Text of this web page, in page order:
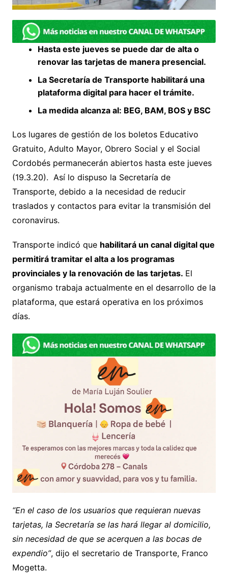
Hasta este jueves se puede dar de alta o
renovar las tarjetas de manera presencial.
La Secretaría de Transporte habilitará una
plataforma digital para hacer el trámite.
La medida alcanza al: BEG, BAM, BOS y BSC
Los lugares de gestión de los boletos Educativo
Gratuito, Adulto Mayor, Obrero Social y el Social
Cordobés permanecerán abiertos hasta este jueves
(19.3.20). Así lo dispuso la Secretaría de
Transporte, debido a la necesidad de reducir
traslados y contactos para evitar la transmisión del
coronavirus.
Transporte indicó que habilitará un canal digital que
permitirá tramitar el alta a los programas
provinciales y la renovación de las tarjetas. El
organismo trabaja actualmente en el desarrollo de la
plataforma, que estará operativa en los próximos
días.
“En el caso de los usuarios que requieran nuevas
tarjetas, la Secretaría se las hará llegar al domicilio,
sin necesidad de que se acerquen a las bocas de
expendio”, dijo el secretario de Transporte, Franco
Mogetta.